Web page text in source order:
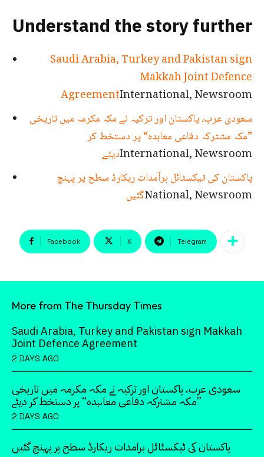
Understand the story further
Saudi Arabia, Turkey and Pakistan sign
Makkah Joint Defence
AgreementInternational, Newsroom
سعودی عرب، پاکستان اور ترکیہ نے مکہ مکرمہ میں تاریخی
”مکہ مشترکہ دفاعی معاہدہ“ پر دستخط کر
دیئےInternational, Newsroom
پاکستان کی ٹیکسٹائل برآمدات ریکارڈ سطح پر پہنچ
گئیںNational, Newsroom
Facebook X Telegram
More from The Thursday Times
Saudi Arabia, Turkey and Pakistan sign Makkah
Joint Defence Agreement
2 DAYS AGO
سعودی عرب، پاکستان اور ترکیہ نے مکہ مکرمہ میں تاریخی
”مکہ مشترکہ دفاعی معاہدہ“ پر دستخط کر دیئے
2 DAYS AGO
پاکستان کی ٹیکسٹائل برآمدات ریکارڈ سطح پر پہنچ گئیں